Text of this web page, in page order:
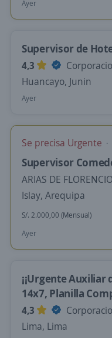
Ayer
Supervisor de
4,3
Huancayo, Junin
Ayer
Se precisa Urgente
Supervisor
ARIAS DE
Islay, Arequipa
S/. 2.000,00 (Mensual)
Ayer
¡¡Urgente Auxiliar
14x7, Planilla
4,3
Lima, Lima